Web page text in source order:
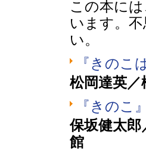
この本に
います。
い。
『きの
松岡達英
『きのこ
保坂健太
館